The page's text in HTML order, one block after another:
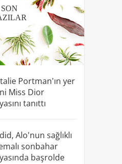
SON
Portman'ın yer
Miss Dior
tanıttı
Alo'nun sağlıklı
sonbahar
başrolde